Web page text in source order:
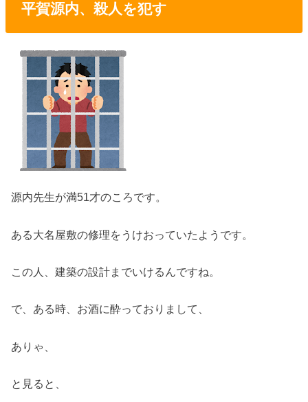
平賀源内、殺人を犯す
源内先生が満51才のころです。
ある大名屋敷の修理をうけおっていたようです。
この人、建築の設計までいけるんですね。
で、ある時、お酒に酔っておりまして、
ありゃ、
と見ると、